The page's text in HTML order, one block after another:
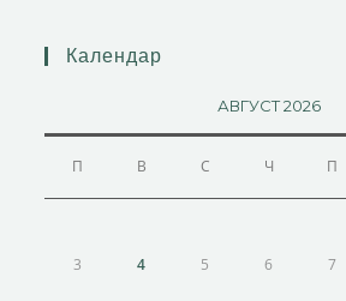
Календар
АВГУСТ 2026
П В С Ч П
3 4 5 6 7